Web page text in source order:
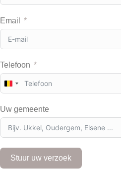
Email
Telefoon
B
e
g
u
3
2
Uw gemeente
Stuur uw verzoek